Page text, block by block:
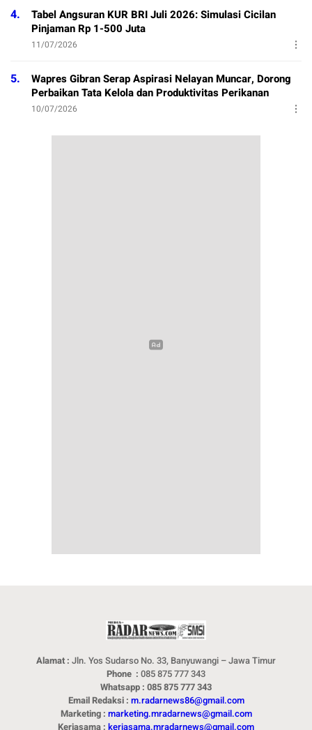
4.
Tabel Angsuran KUR BRI Juli 2026: Simulasi Cicilan
Pinjaman Rp 1-500 Juta
11/07/2026
5.
Wapres Gibran Serap Aspirasi Nelayan Muncar, Dorong
Perbaikan Tata Kelola dan Produktivitas Perikanan
10/07/2026
Alamat : Jln. Yos Sudarso No. 33, Banyuwangi – Jawa Timur
Phone : 085 875 777 343
Whatsapp : 085 875 777 343
Email Redaksi : m.radarnews86@gmail.com
Marketing : marketing.mradarnews@gmail.com
Kerjasama : kerjasama.mradarnews@gmail.com